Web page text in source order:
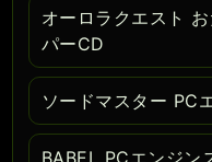
オーロラクエスト
パーCD
ソードマスター PC